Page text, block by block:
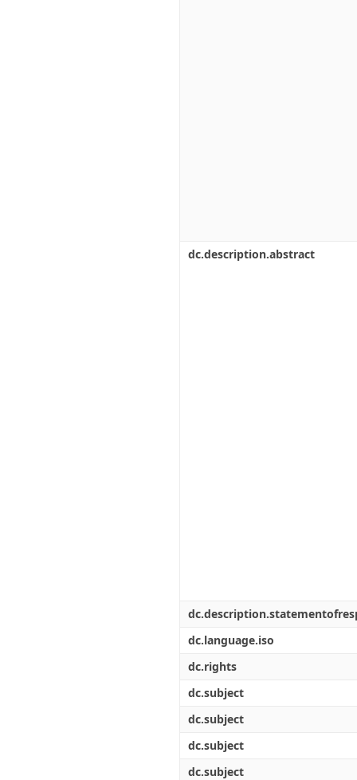
dc.description.abstract
dc.language.iso
dc.rights
dc.subject
dc.subject
dc.subject
dc.subject